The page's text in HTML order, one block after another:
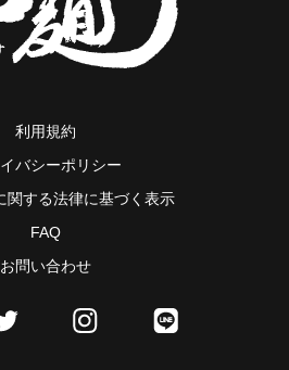
利用規約
バシーポリシー
関する法律に基づく表示
FAQ
お問い合わせ